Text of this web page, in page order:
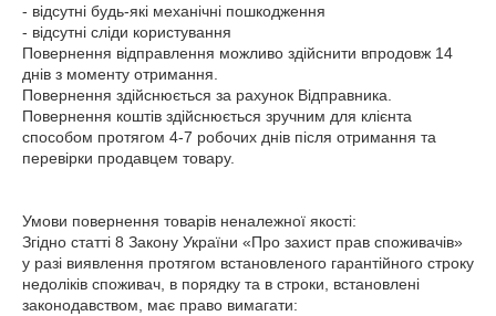
- відсутні будь-які механічні пошкодження
- відсутні сліди користування
Повернення відправлення можливо здійснити впродовж 14
днів з моменту отримання.
Повернення здійснюється за рахунок Відправника.
Повернення коштів здійснюється зручним для клієнта
способом протягом 4-7 робочих днів після отримання та
перевірки продавцем товару.
Умови повернення товарів неналежної якості:
Згідно статті 8 Закону України «Про захист прав споживачів»
у разі виявлення протягом встановленого гарантійного строку
недоліків споживач, в порядку та в строки, встановлені
законодавством, має право вимагати: